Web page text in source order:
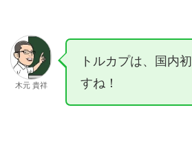
木元 貴祥
トルカプは、国内
すね！